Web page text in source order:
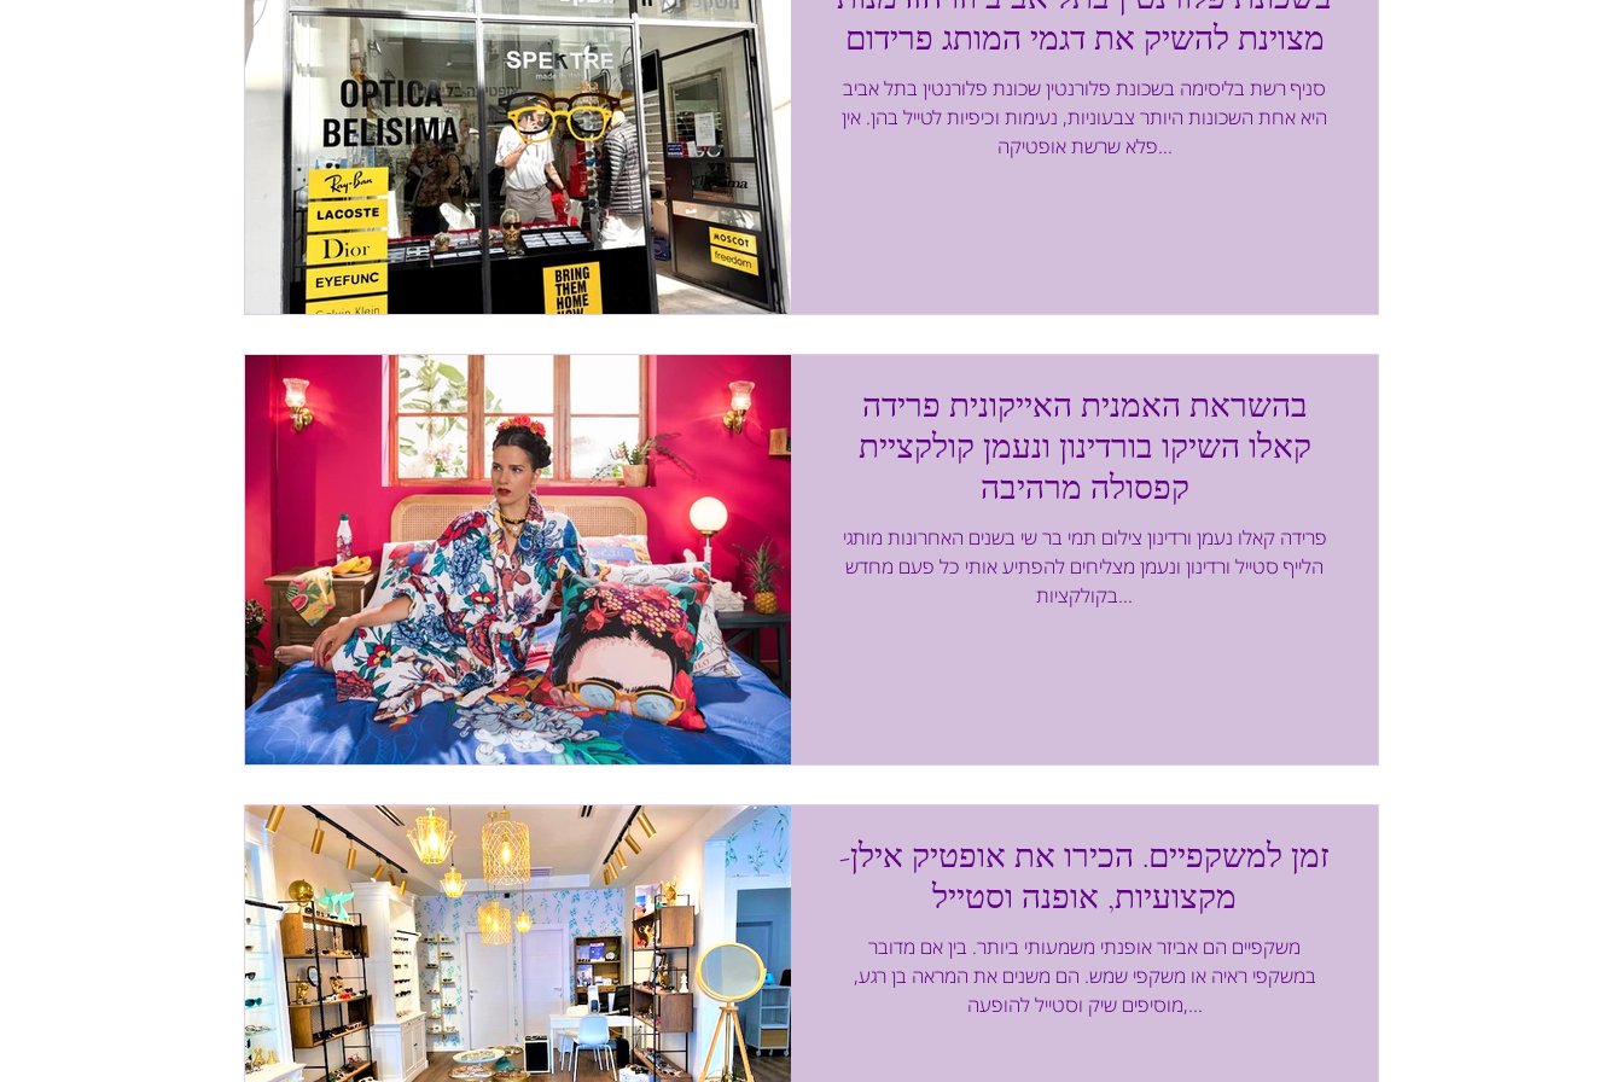
מצוינת להשיק את דגמי המותג פרידום
סניף רשת בליסימה בשכונת פלורנטין שכונת פלורנטין בתל אביב
היא אחת השכונות היותר צבעוניות, נעימות וכיפיות לטייל בהן. אין
פלא שרשת אופטיקה...
בהשראת האמנית האייקונית פרידה
קאלו השיקו בורדינון ונעמן קולקציית
קפסולה מרהיבה
פרידה קאלו נעמן ורדינון צילום תמי בר שי בשנים האחרונות מותגי
הלייף סטייל ורדינון ונעמן מצליחים להפתיע אותי כל פעם מחדש
בקולקציות...
זמן למשקפיים. הכירו את אופטיק אילן-
מקצועיות, אופנה וסטייל
משקפיים הם אביזר אופנתי משמעותי ביותר. בין אם מדובר
במשקפי ראיה או משקפי שמש. הם משנים את המראה בן רגע,
מוסיפים שיק וסטייל להופעה,...